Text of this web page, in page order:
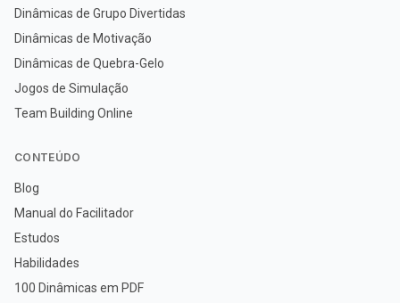
Dinâmicas de Grupo Divertidas
Dinâmicas de Motivação
Dinâmicas de Quebra-Gelo
Jogos de Simulação
Team Building Online
CONTEÚDO
Blog
Manual do Facilitador
Estudos
Habilidades
100 Dinâmicas em PDF